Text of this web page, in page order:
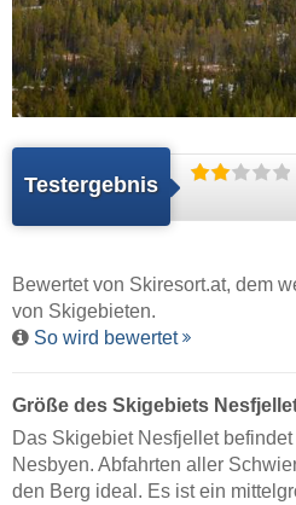
Testergebnis
Bewertet von Skiresort.at, dem
von Skigebieten.
So wird bewertet
Größe des Skigebiets
Das Skigebiet Nesfjellet
Nesbyen. Abfahrten aller
den Berg ideal. Es ist ein